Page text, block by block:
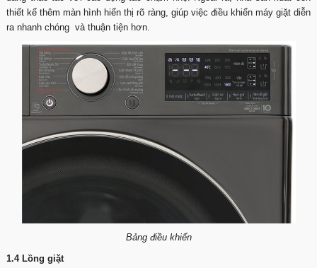
thiết kế thêm màn hình hiển thị rõ ràng, giúp việc điều khiển máy giặt diễn
ra nhanh chóng và thuận tiện hơn.
Bảng điều khiển
1.4 Lồng giặt